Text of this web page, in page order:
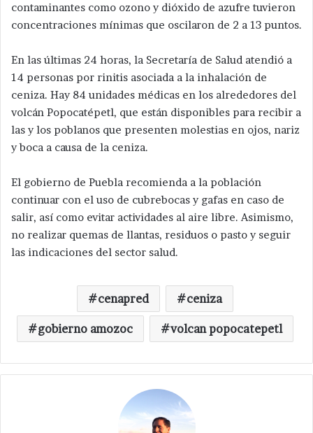
contaminantes como ozono y dióxido de azufre tuvieron
concentraciones mínimas que oscilaron de 2 a 13 puntos.
En las últimas 24 horas, la Secretaría de Salud atendió a
14 personas por rinitis asociada a la inhalación de
ceniza. Hay 84 unidades médicas en los alrededores del
volcán Popocatépetl, que están disponibles para recibir a
las y los poblanos que presenten molestias en ojos, nariz
y boca a causa de la ceniza.
El gobierno de Puebla recomienda a la población
continuar con el uso de cubrebocas y gafas en caso de
salir, así como evitar actividades al aire libre. Asimismo,
no realizar quemas de llantas, residuos o pasto y seguir
las indicaciones del sector salud.
cenapred ceniza
gobierno amozoc volcan popocatepetl